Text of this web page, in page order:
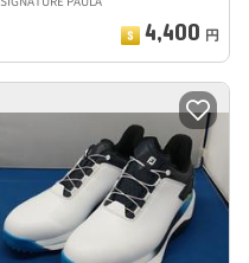
4,400 円